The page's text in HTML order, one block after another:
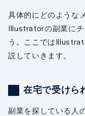
具体的にどのような
Illustratorの副業にチ
う。ここでは
説していきます。
在宅で受けら
副業を探している人